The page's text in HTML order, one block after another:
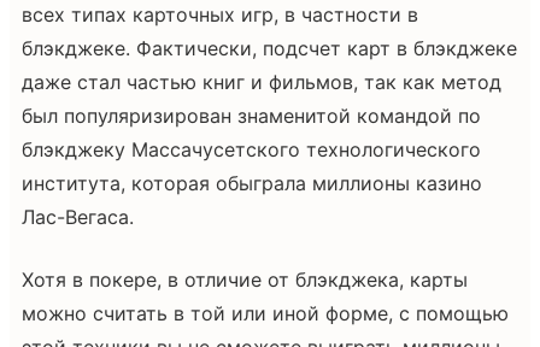
всех типах карточных игр, в частности в
блэкджеке. Фактически, подсчет карт в блэкджеке
даже стал частью книг и фильмов, так как метод
был популяризирован знаменитой командой по
блэкджеку Массачусетского технологического
института, которая обыграла миллионы казино
Лас-Вегаса.
Хотя в покере, в отличие от блэкджека, карты
можно считать в той или иной форме, с помощью